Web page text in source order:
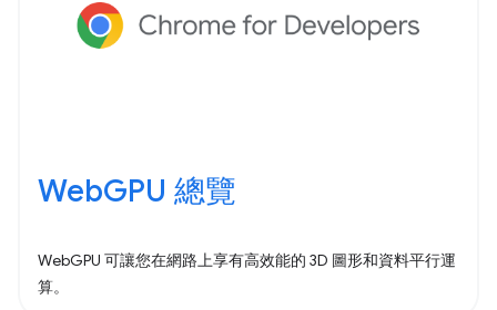
WebGPU 總覽
WebGPU 可讓您在網路上享有高效能的 3D 圖形和資料平行運
算。